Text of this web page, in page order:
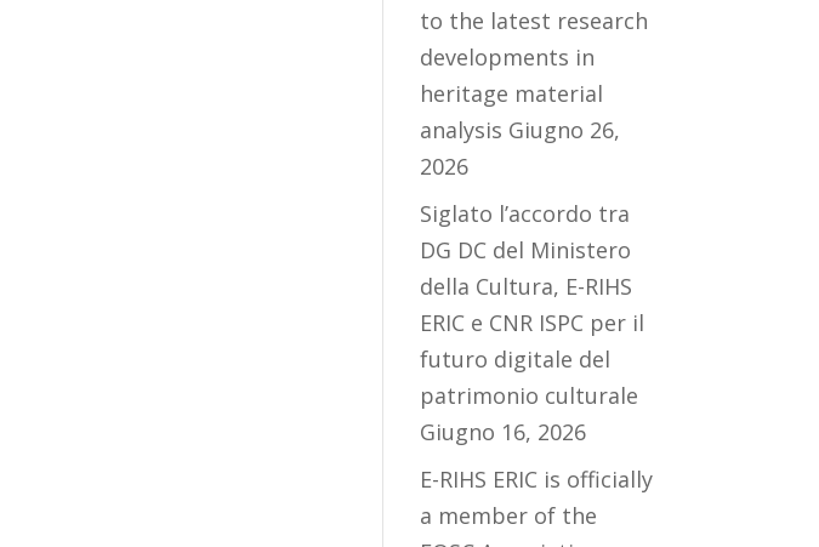
to the latest research
developments in
heritage material
analysis Giugno 26,
2026
Siglato l’accordo tra
DG DC del Ministero
della Cultura, E-RIHS
ERIC e CNR ISPC per il
futuro digitale del
patrimonio culturale
Giugno 16, 2026
E-RIHS ERIC is officially
a member of the